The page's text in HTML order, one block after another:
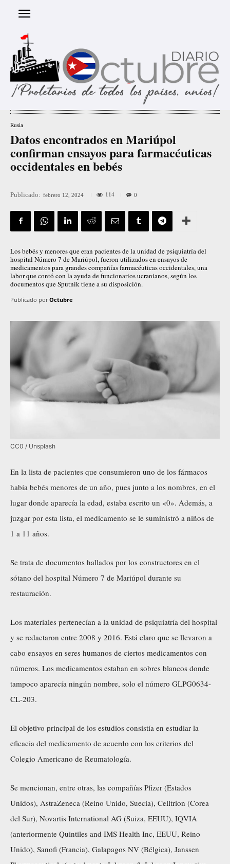
Rusia
Datos encontrados en Mariúpol
confirman ensayos para farmacéuticas
occidentales en bebés
Publicado: febrero 12, 2024 114 0
Los bebés y menores que eran pacientes de la unidad de psiquiatría del
hospital Número 7 de Mariúpol, fueron utilizados en ensayos de
medicamentos para grandes compañías farmacéuticas occidentales, una
labor que contó con la ayuda de funcionarios ucranianos, según los
documentos que Sputnik tiene a su disposición.
Publicado por Octubre
CC0 / Unsplash
En la lista de pacientes que consumieron uno de los fármacos
había bebés menores de un año, pues junto a los nombres, en el
lugar donde aparecía la edad, estaba escrito un «0». Además, a
juzgar por esta lista, el medicamento se le suministró a niños de
1 a 11 años.
Se trata de documentos hallados por los constructores en el
sótano del hospital Número 7 de Mariúpol durante su
restauración.
Los materiales pertenecían a la unidad de psiquiatría del hospital
y se redactaron entre 2008 y 2016. Está claro que se llevaron a
cabo ensayos en seres humanos de ciertos medicamentos con
números. Los medicamentos estaban en sobres blancos donde
tampoco aparecía ningún nombre, solo el número GLPG0634-
CL-203.
El objetivo principal de los estudios consistía en estudiar la
eficacia del medicamento de acuerdo con los criterios del
Colegio Americano de Reumatología.
Se mencionan, entre otras, las compañías Pfizer (Estados
Unidos), AstraZeneca (Reino Unido, Suecia), Celltrion (Corea
del Sur), Novartis International AG (Suiza, EEUU), IQVIA
(anteriormente Quintiles and IMS Health Inc, EEUU, Reino
Unido), Sanofi (Francia), Galapagos NV (Bélgica), Janssen